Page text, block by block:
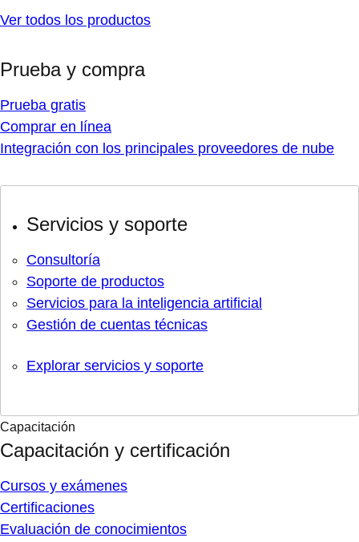
Ver todos los productos
Prueba y compra
Prueba gratis
Comprar en línea
Integración con los principales proveedores de nube
Servicios y soporte
Consultoría
Soporte de productos
Servicios para la inteligencia artificial
Gestión de cuentas técnicas
Explorar servicios y soporte
Capacitación
Capacitación y certificación
Cursos y exámenes
Certificaciones
Evaluación de conocimientos